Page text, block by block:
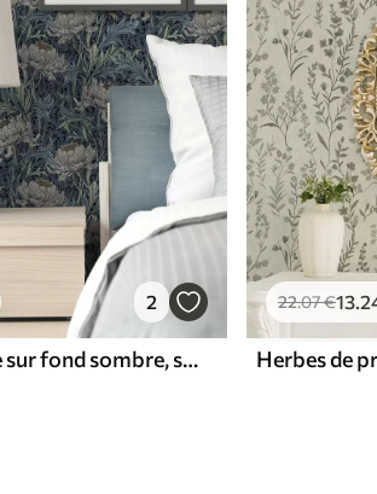
2
Pivoines vintage sur fond sombre, style floral gothique
22.07€13